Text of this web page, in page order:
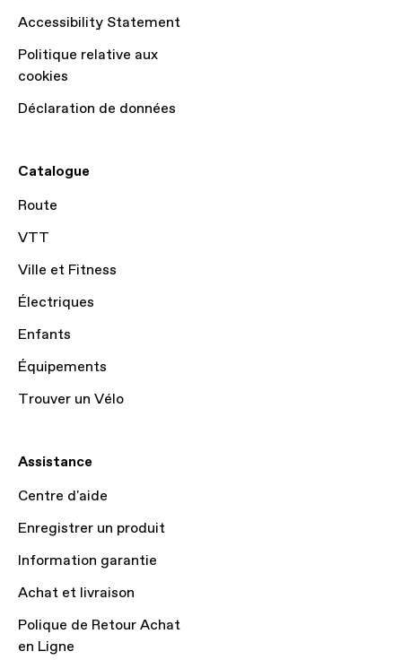
Accessibility Statement
Politique relative aux
cookies
Déclaration de données
Catalogue
Route
VTT
Ville et Fitness
Électriques
Enfants
Équipements
Trouver un Vélo
Assistance
Centre d'aide
Enregistrer un produit
Information garantie
Achat et livraison
Polique de Retour Achat
en Ligne